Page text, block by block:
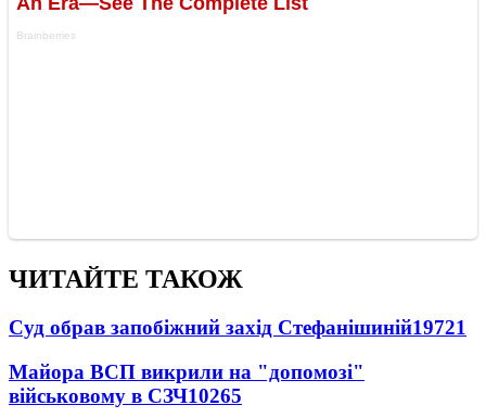
ЧИТАЙТЕ ТАКОЖ
Суд обрав запобіжний захід Стефанішиній19721
Майора ВСП викрили на "допомозі"
військовому в СЗЧ10265